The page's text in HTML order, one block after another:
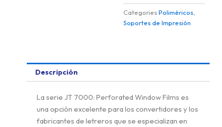
Categories Poliméricos,
Soportes de Impresión
Descripción
La serie JT 7000: Perforated Window Films es
una opción excelente para los convertidores y los
fabricantes de letreros que se especializan en